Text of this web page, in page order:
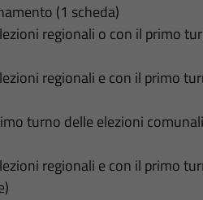
(1 scheda)
regionali o con il primo
regionali e con il primo
turno delle elezioni
regionali e con il primo